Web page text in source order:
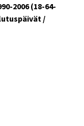
2006 (18-64-
/